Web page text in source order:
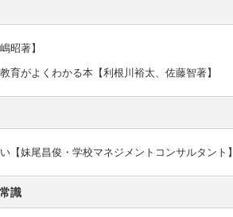
昭著】
育がよくわかる本【利根川裕太、佐藤智著】
【妹尾昌俊・学校マネジメントコンサルタント】
識